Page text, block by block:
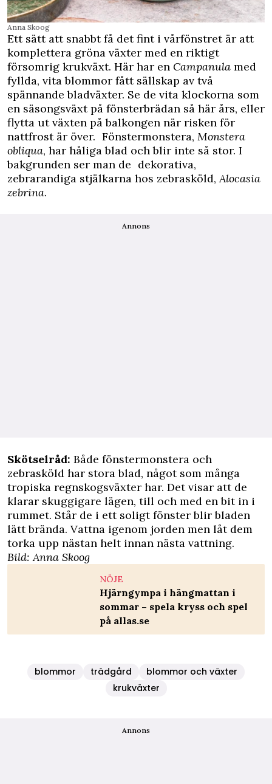
Anna Skoog
Ett sätt att snabbt få det fint i vårfönstret är att
komplettera gröna växter med en riktigt
försomrig krukväxt. Här har en Campanula med
fyllda, vita blommor fått sällskap av två
spännande bladväxter. Se de vita klockorna som
en säsongsväxt på fönsterbrädan så här års, eller
flytta ut växten på balkongen när risken för
nattfrost är över. Fönstermonstera, Monstera
obliqua, har håliga blad och blir inte så stor. I
bakgrunden ser man de dekorativa,
zebrarandiga stjälkarna hos zebrasköld,Alocasia
zebrina.
Annons
Skötselråd: Både fönstermonstera och
zebrasköld har stora blad, något som många
tropiska regnskogsväxter har. Det visar att de
klarar skuggigare lägen, till och med en bit in i
rummet. Står de i ett soligt fönster blir bladen
lätt brända. Vattna igenom jorden men låt dem
torka upp nästan helt innan nästa vattning.
Bild: Anna Skoog
NÖJE
Hjärngympa i hängmattan i
sommar – spela kryss och spel
på allas.se
blommor trädgård
blommor och växter
krukväxter
Annons